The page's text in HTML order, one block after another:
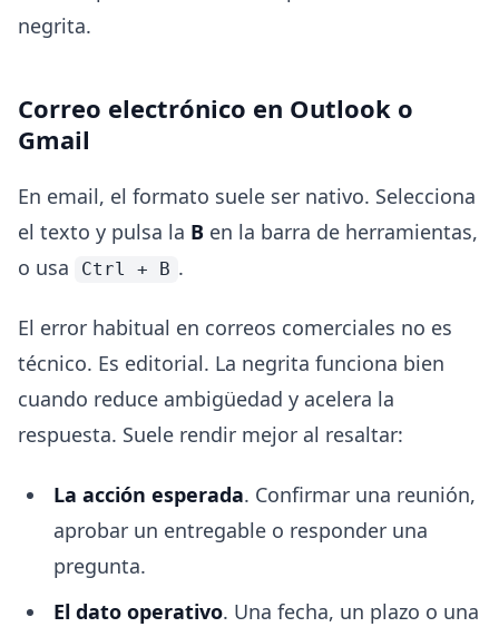
negrita.
Correo electrónico en Outlook o
Gmail
En email, el formato suele ser nativo. Selecciona
el texto y pulsa la B en la barra de herramientas,
o usa
Ctrl + B .
El error habitual en correos comerciales no es
técnico. Es editorial. La negrita funciona bien
cuando reduce ambigüedad y acelera la
respuesta. Suele rendir mejor al resaltar:
La acción esperada. Confirmar una reunión,
aprobar un entregable o responder una
pregunta.
El dato operativo. Una fecha, un plazo o una